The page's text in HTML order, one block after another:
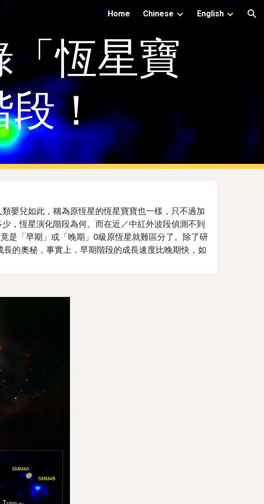
Home Chinese English
恆星寶
段！
嬰兒如此，稱為原恆星的恆星寶寶也一樣，只不過加
，恆星演化階段為何。而在近／中紅外波段偵測不到
是「早期」或「晚期」0級原恆星就難區分了。除了研
的奧秘，事實上，早期階段的成長速度比晚期快，如